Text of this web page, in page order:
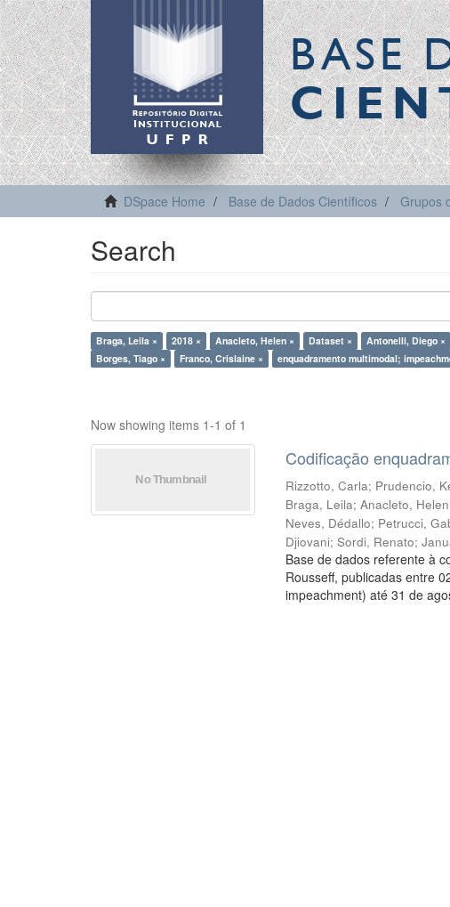
BASE
DSpace Home Base de Dados Científicos Grupos
Search
Braga, Leila × 2018 × Anacleto, Helen × Dataset × Antonelli, Diego ×
Borges, Tiago ×
Franco, Crislaine × enquadramento multimodal;
Now showing items 1-1 of 1
Codificação
Rizzotto, Carla; Prudencio,
Braga, Leila;Anacleto, Helen
Neves, Dédallo; Petrucci,
Djiovani;Sordi, Renato;
Base de dados referente à
Rousseff, publicadas entre
impeachment) até 31 de